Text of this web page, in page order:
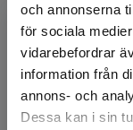
och annonserna
för sociala
vidarebefordrar
information från
annons- och
Dessa kan i sin
Linda Ågren
illustratör
hennes